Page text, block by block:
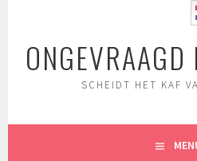
inhoud
SCHEIDT HET KAF